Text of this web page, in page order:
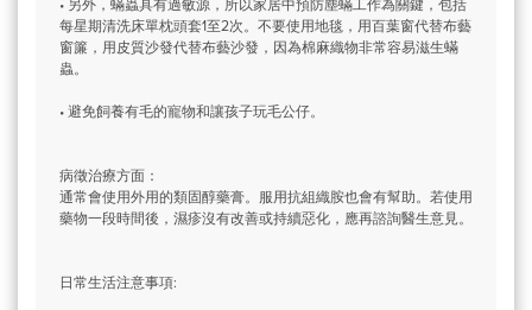
• 另外，蟎蟲具有過敏源，所以家居中預防塵蟎工作為關鍵，包括
每星期清洗床單枕頭套1至2次。不要使用地毯，用百葉窗代替布藝
窗簾，用皮質沙發代替布藝沙發，因為棉麻織物非常容易滋生蟎
蟲。
• 避免飼養有毛的寵物和讓孩子玩毛公仔。
病徵治療方面：
通常會使用外用的類固醇藥膏。服用抗組織胺也會有幫助。若使用
藥物一段時間後，濕疹沒有改善或持續惡化，應再諮詢醫生意見。
日常生活注意事項: